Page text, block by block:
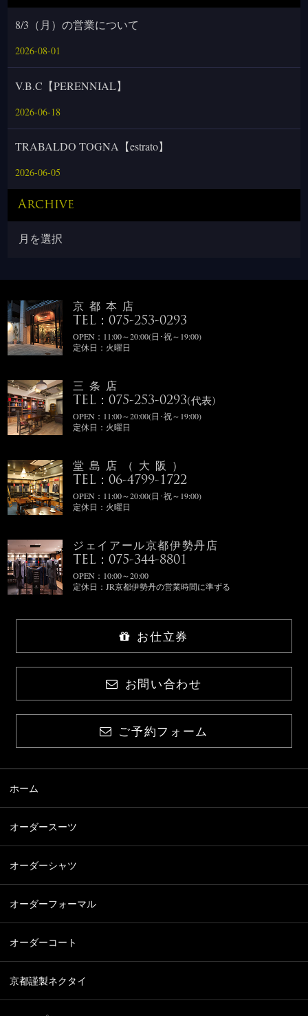
8/3（月）の営業について
2026-08-01
V.B.C【PERENNIAL】
2026-06-18
TRABALDO TOGNA【estrato】
2026-06-05
Archive
京都本店
TEL：075-253-0293
OPEN：11:00～20:00(日･祝～19:00)
定休日：火曜日
三条店
TEL：075-253-0293(代表)
OPEN：11:00～20:00(日･祝～19:00)
定休日：火曜日
堂島店（大阪）
TEL：06-4799-1722
OPEN：11:00～20:00(日･祝～19:00)
定休日：火曜日
ジェイアール京都伊勢丹店
TEL：075-344-8801
OPEN：10:00～20:00
定休日：JR京都伊勢丹の営業時間に準ずる
お仕立券
お問い合わせ
ご予約フォーム
ホーム
オーダースーツ
オーダーシャツ
オーダーフォーマル
オーダーコート
京都謹製ネクタイ